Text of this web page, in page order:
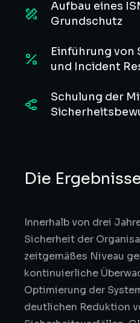
Aufbau eines
Grundschutz
Einführung von
und Incident
Schulung der
Die
Innerhalb von drei
Sicherheit der
zeitgemäßes Niveau
kontinuierliche
Optimierung der
deutlichen Reduktion